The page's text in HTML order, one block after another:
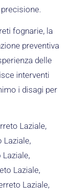
fognarie, la
preventiva
delle
interventi
i disagi per
Laziale,
Laziale,
Laziale,
Laziale,
Laziale,